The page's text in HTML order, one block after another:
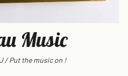
Music
/ Put the music on !